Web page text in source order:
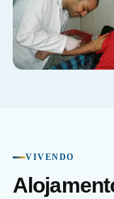
VIVENDO